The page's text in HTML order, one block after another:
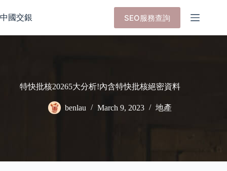
to
content
中國交銀 SEO服務查詢
特快批核20265大分析!內含特快批核絕密資料
benlau March 9, 2023 地產